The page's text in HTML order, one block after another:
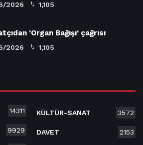
2026 1,105
‘Organ Bağışı’ çağrısı
2026 1,105
14311
9929
KÜLTÜR-SANAT 3572
DAVET 2153